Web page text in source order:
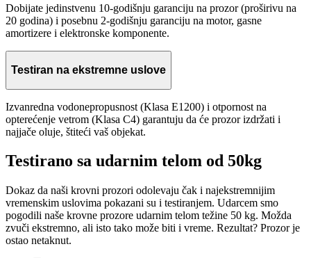
Dobijate jedinstvenu 10-godišnju garanciju na prozor (proširivu na
20 godina) i posebnu 2-godišnju garanciju na motor, gasne
amortizere i elektronske komponente.
Testiran na ekstremne uslove
Izvanredna vodonepropusnost (Klasa E1200) i otpornost na
opterećenje vetrom (Klasa C4) garantuju da će prozor izdržati i
najjače oluje, štiteći vaš objekat.
Testirano sa udarnim telom od 50kg
Dokaz da naši krovni prozori odolevaju čak i najekstremnijim
vremenskim uslovima pokazani su i testiranjem. Udarcem smo
pogodili naše krovne prozore udarnim telom težine 50 kg. Možda
zvuči ekstremno, ali isto tako može biti i vreme. Rezultat? Prozor je
ostao netaknut.